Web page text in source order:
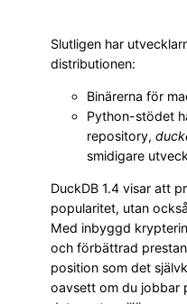
Slutligen har
distributionen:
Binärerna för
Python-stödet
repository,
smidigare
DuckDB 1.4 visar att
popularitet, utan
Med inbyggd
och förbättrad
position som det
oavsett om du jobbar